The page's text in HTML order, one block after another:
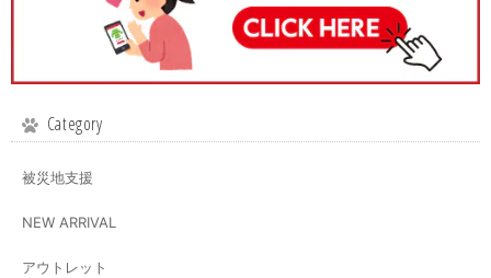
Category
被災地支援
NEW ARRIVAL
アウトレット